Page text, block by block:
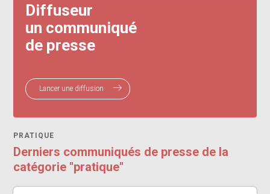
Diffuseur
un communiqué
de presse
Lancer une diffusion
PRATIQUE
Derniers communiqués de presse de la
catégorie "pratique"